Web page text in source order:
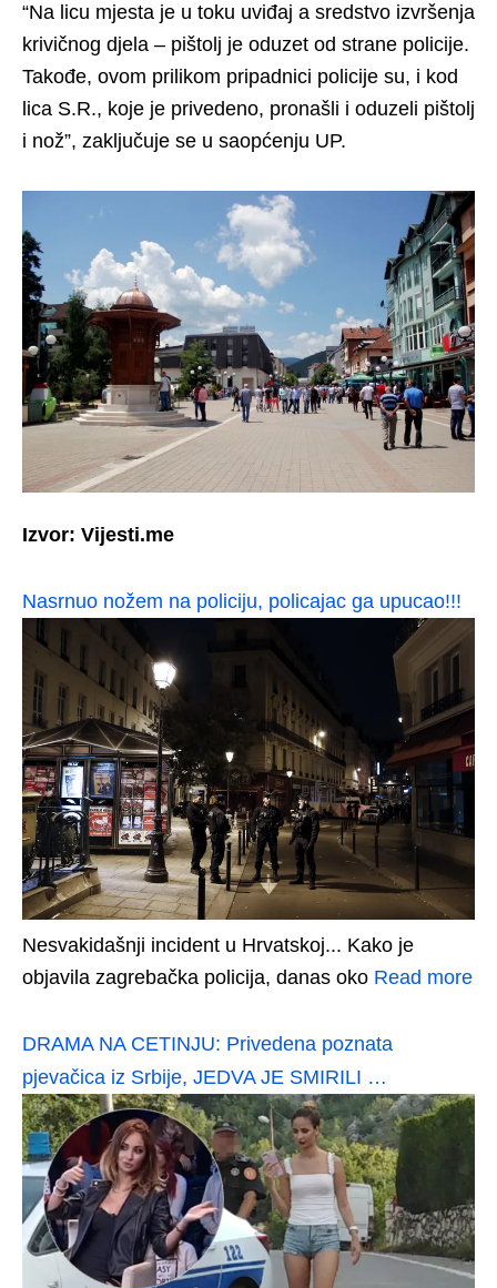
“Na licu mjesta je u toku uviđaj a sredstvo izvršenja
krivičnog djela – pištolj je oduzet od strane policije.
Takođe, ovom prilikom pripadnici policije su, i kod
lica S.R., koje je privedeno, pronašli i oduzeli pištolj
i nož”, zaključuje se u saopćenju UP.
Izvor: Vijesti.me
Nasrnuo nožem na policiju, policajac ga upucao!!!
Nesvakidašnji incident u Hrvatskoj... Kako je
objavila zagrebačka policija, danas oko Read more
DRAMA NA CETINJU: Privedena poznata
pjevačica iz Srbije, JEDVA JE SMIRILI …